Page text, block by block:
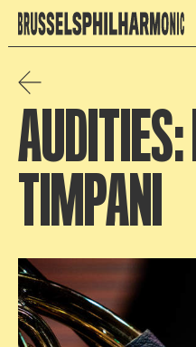
TIMPANI